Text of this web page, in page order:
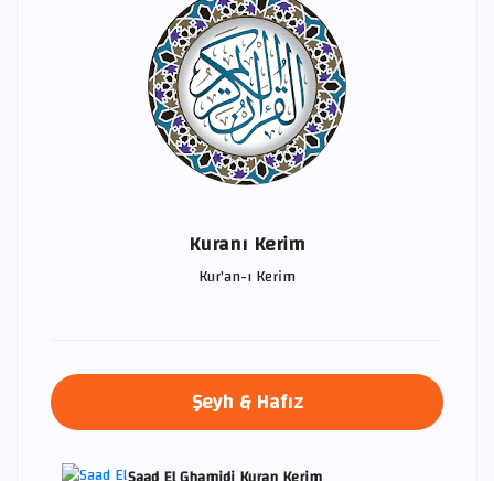
Kuranı Kerim
Kur'an-ı Kerim
Şeyh & Hafız